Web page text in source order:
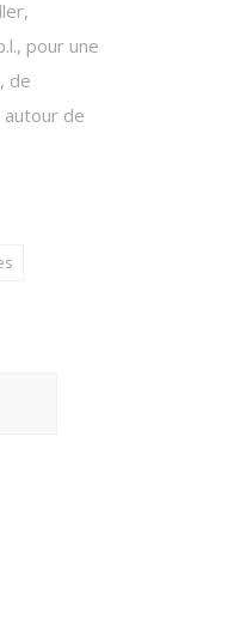
pour une
de
autour de